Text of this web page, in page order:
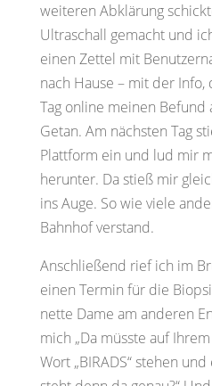
weiteren Abklärung
Ultraschall gemacht und
einen Zettel mit
nach Hause – mit der Info,
Tag online meinen Befund
Getan. Am nächsten Tag
Plattform ein und lud mir
herunter. Da stieß mir
ins Auge. So wie viele
Bahnhof verstand.
Anschließend rief ich im
einen Termin für die
nette Dame am anderen
mich „Da müsste auf
Wort „BIRADS“ stehen